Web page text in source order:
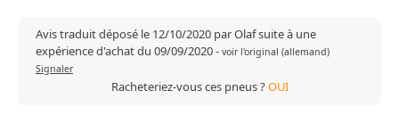
Avis traduit déposé le 12/10/2020 par Olaf suite à une
expérience d'achat du 09/09/2020- voir l'original (allemand)
Signaler
Racheteriez-vous ces pneus ?OUI